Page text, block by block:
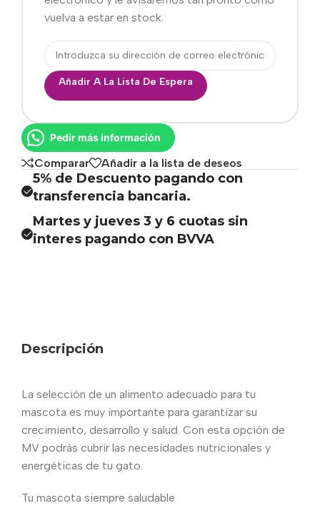
vuelva a estar en stock.
Añadir A La Lista De Espera
Pedir más información
Comparar Añadir a la lista de deseos
5% de Descuento pagando con
transferencia bancaria.
Martes y jueves 3 y 6 cuotas sin
interes pagando con BVVA
Descripción
La selección de un alimento adecuado para tu
mascota es muy importante para garantizar su
crecimiento, desarrollo y salud. Con esta opción de
MV podrás cubrir las necesidades nutricionales y
energéticas de tu gato.
Tu mascota siempre saludable